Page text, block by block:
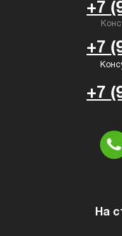
На
+7
+7
+7